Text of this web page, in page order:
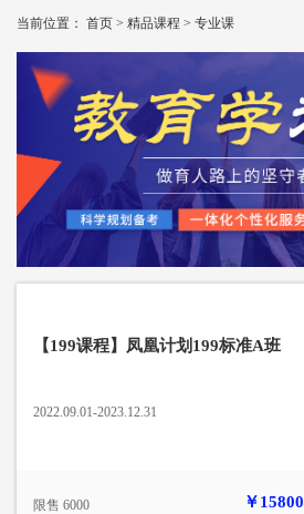
当前位置： 首页 > 精品课程 > 专业课
【199课程】凤凰计划199标准A班
2022.09.01-2023.12.31
限售 6000
￥15800